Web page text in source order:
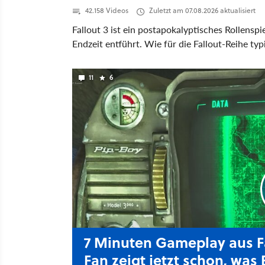
42.158 Videos Zuletzt am 07.08.2026 aktualisiert
Fallout 3 ist ein postapokalyptisches
Endzeit entführt. Wie für die Fallout-Reihe
beziehungsweise dem größeren Haufen
auf leisen Sohlen bewältigen. Insgesamt
Freiheit, wechselt aber zum ersten Mal für
11 6
7 Minuten Gameplay aus
Fan zeigt jetzt schon, was